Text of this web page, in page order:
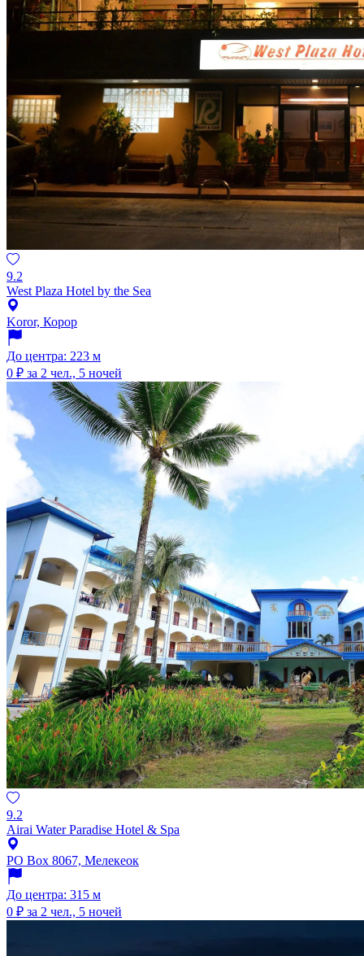
9.2
West Plaza Hotel by the Sea
Koror, Корор
До центра: 223 м
0 ₽ за 2 чел., 5 ночей
9.2
Airai Water Paradise Hotel & Spa
PO Box 8067, Мелекеок
До центра: 315 м
0 ₽ за 2 чел., 5 ночей